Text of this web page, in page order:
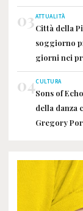
03ATTUALITÀ
Città della
soggiorno
giorni nei
04CULTURA
Sons of
della danza
Gregory